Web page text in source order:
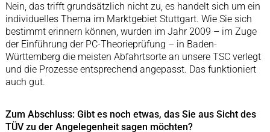
Nein, das trifft grundsätzlich nicht zu, es handelt sich um ein
individuelles Thema im Marktgebiet Stuttgart. Wie Sie sich
bestimmt erinnern können, wurden im Jahr 2009 – im Zuge
der Einführung der PC-Theorieprüfung – in Baden-
Württemberg die meisten Abfahrtsorte an unsere TSC verlegt
und die Prozesse entsprechend angepasst. Das funktioniert
auch gut.
Zum Abschluss: Gibt es noch etwas, das Sie aus Sicht des
TÜV zu der Angelegenheit sagen möchten?